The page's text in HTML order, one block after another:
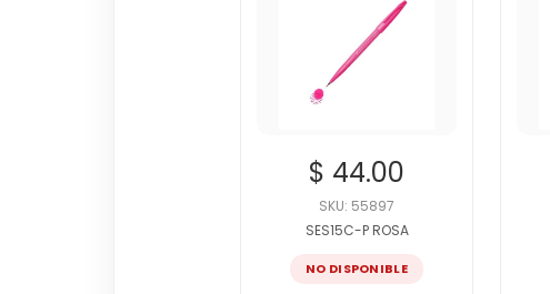
$ 44.00
SKU: 55897
SES15C-P ROSA
NO DISPONIBLE